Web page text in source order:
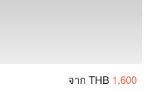
จาก THB 1,600